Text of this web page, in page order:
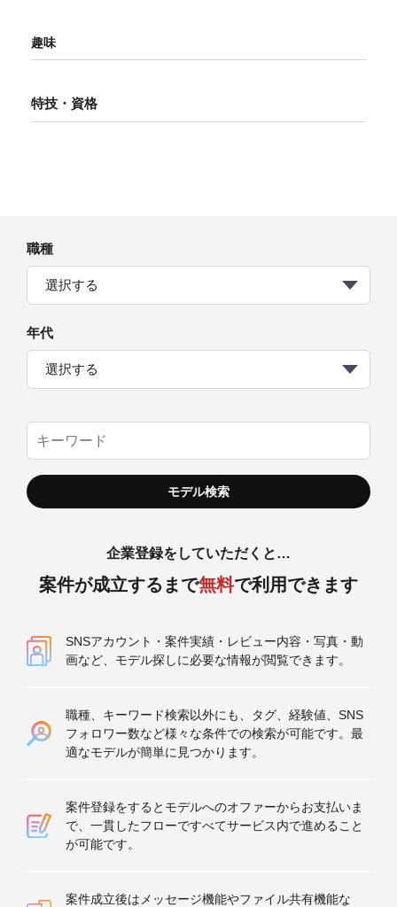
趣味
特技・資格
職種
選択する
年代
選択する
企業登録をしていただくと…
案件が成立するまで無料で利用できます
SNSアカウント・案件実績・レビュー内容・写真・動
画など、モデル探しに必要な情報が閲覧できます。
職種、キーワード検索以外にも、タグ、経験値、SNS
フォロワー数など様々な条件での検索が可能です。最
適なモデルが簡単に見つかります。
案件登録をするとモデルへのオファーからお支払いま
で、一貫したフローですべてサービス内で進めること
が可能です。
案件成立後はメッセージ機能やファイル共有機能な